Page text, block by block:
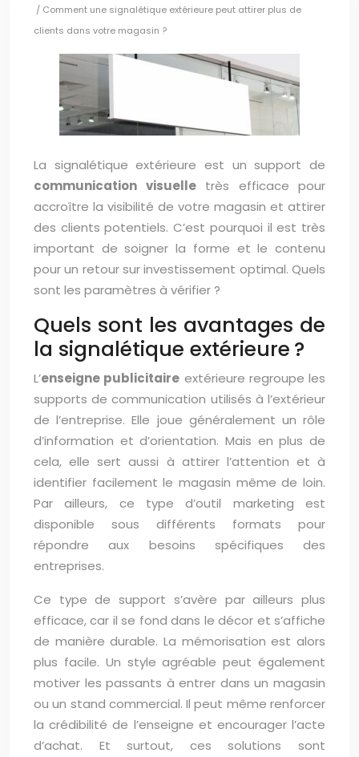
/ Comment une signalétique extérieure peut attirer plus de
clients dans votre magasin ?
La signalétique extérieure est un support de
communication visuelletrès efficace pour
accroître la visibilité de votre magasin et attirer
des clients potentiels. C’est pourquoi il est très
important de soigner la forme et le contenu
pour un retour sur investissement optimal. Quels
sont les paramètres à vérifier ?
Quels sont les avantages de
la signalétique extérieure ?
L’enseigne publicitaire extérieure regroupe les
supports de communication utilisés à l’extérieur
de l’entreprise. Elle joue généralement un rôle
d’information et d’orientation. Mais en plus de
cela, elle sert aussi à attirer l’attention et à
identifier facilement le magasin même de loin.
Par ailleurs, ce type d’outil marketing est
disponible sous différents formats pour
répondre aux besoins spécifiques des
entreprises.
Ce type de support s’avère par ailleurs plus
efficace, car il se fond dans le décor et s’affiche
de manière durable. La mémorisation est alors
plus facile. Un style agréable peut également
motiver les passants à entrer dans un magasin
ou un stand commercial. Il peut même renforcer
la crédibilité de l’enseigne et encourager l’acte
d’achat. Et surtout, ces solutions sont